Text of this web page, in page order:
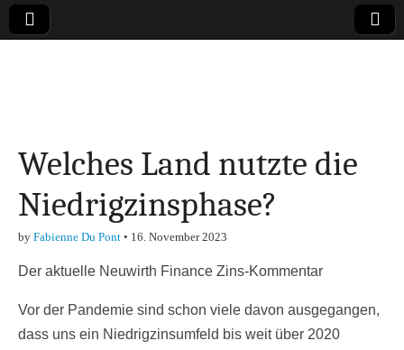
Finanzen,
Marketing-, Vertrieb-
& Investment-Tipps
Welches Land nutzte die
Niedrigzinsphase?
by Fabienne Du Pont • 16. November 2023
Der aktuelle Neuwirth Finance Zins-Kommentar
Vor der Pandemie sind schon viele davon ausgegangen,
dass uns ein Niedrigzinsumfeld bis weit über 2020